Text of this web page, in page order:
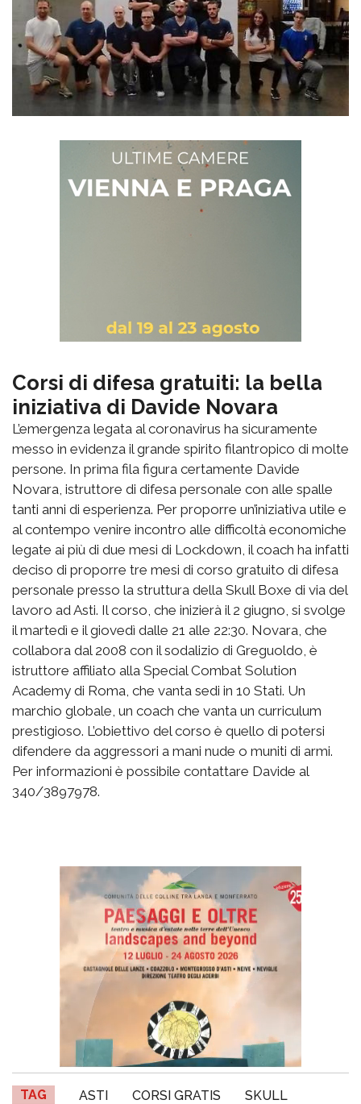
Corsi di difesa gratuiti: la bella
iniziativa di Davide Novara
L’emergenza legata al coronavirus ha sicuramente
messo in evidenza il grande spirito filantropico di molte
persone. In prima fila figura certamente Davide
Novara, istruttore di difesa personale con alle spalle
tanti anni di esperienza. Per proporre un’iniziativa utile e
al contempo venire incontro alle difficoltà economiche
legate ai più di due mesi di Lockdown, il coach ha infatti
deciso di proporre tre mesi di corso gratuito di difesa
personale presso la struttura della Skull Boxe di via del
lavoro ad Asti. Il corso, che inizierà il 2 giugno, si svolge
il martedì e il giovedì dalle 21 alle 22:30. Novara, che
collabora dal 2008 con il sodalizio di Greguoldo, è
istruttore affiliato alla Special Combat Solution
Academy di Roma, che vanta sedi in 10 Stati. Un
marchio globale, un coach che vanta un curriculum
prestigioso. L’obiettivo del corso è quello di potersi
difendere da aggressori a mani nude o muniti di armi.
Per informazioni è possibile contattare Davide al
340/3897978.
TAG ASTI CORSI GRATIS SKULL